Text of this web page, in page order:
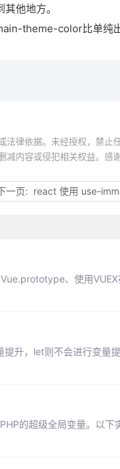
他地方。
theme-color比单
律依据。未经授权，禁止
内容或侵犯相关权益。感
一页: react 使用 use-
、使用
升，let则不会进行变量
的超级全局变量。以